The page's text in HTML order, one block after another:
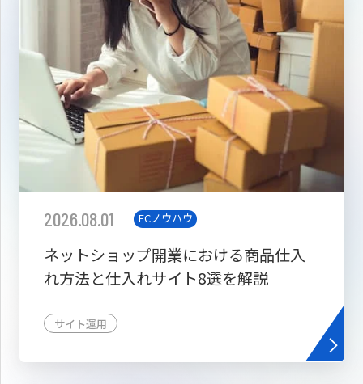
2026.08.01 ECノウハウ
ネットショップ開業における商品仕入
れ方法と仕入れサイト8選を解説
サイト運用